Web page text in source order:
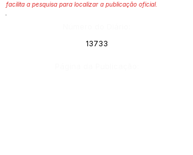
facilita a pesquisa para localizar a publicação oficial.
13733